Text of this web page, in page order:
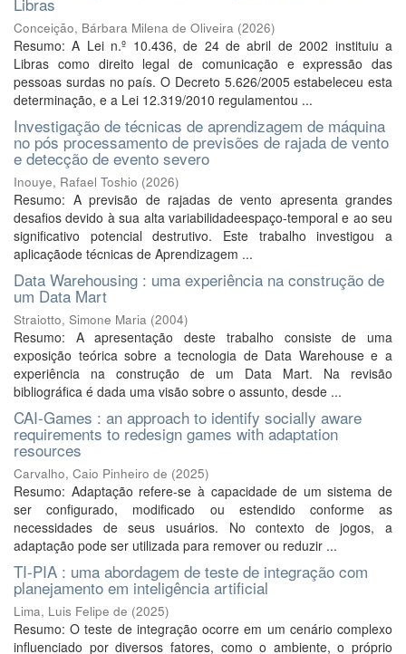
Conceição, Bárbara Milena de Oliveira (2026)
Resumo: A Lei n.º 10.436, de 24 de abril de 2002 instituiu a
Libras como direito legal de comunicação e expressão das
pessoas surdas no país. O Decreto 5.626/2005 estabeleceu esta
determinação, e a Lei 12.319/2010 regulamentou ...
Investigação de técnicas de aprendizagem de máquina
no pós processamento de previsões de rajada de vento
e detecção de evento severo
Inouye, Rafael Toshio (2026)
Resumo: A previsão de rajadas de vento apresenta grandes
desafios devido à sua alta variabilidadeespaço-temporal e ao seu
significativo potencial destrutivo. Este trabalho investigou a
aplicaçãode técnicas de Aprendizagem ...
Data Warehousing : uma experiência na construção de
um Data Mart
Straiotto, Simone Maria (2004)
Resumo: A apresentação deste trabalho consiste de uma
exposição teórica sobre a tecnologia de Data Warehouse e a
experiência na construção de um Data Mart. Na revisão
bibliográfica é dada uma visão sobre o assunto, desde ...
CAI-Games : an approach to identify socially aware
requirements to redesign games with adaptation
resources
Carvalho, Caio Pinheiro de (2025)
Resumo: Adaptação refere-se à capacidade de um sistema de
ser configurado, modificado ou estendido conforme as
necessidades de seus usuários. No contexto de jogos, a
adaptação pode ser utilizada para remover ou reduzir ...
TI-PIA : uma abordagem de teste de integração com
planejamento em inteligência artificial
Lima, Luis Felipe de (2025)
Resumo: O teste de integração ocorre em um cenário complexo
influenciado por diversos fatores, como o ambiente, o próprio